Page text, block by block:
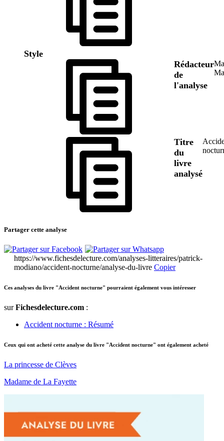
Style
Rédacteur
de
l'analyse
Titre
du
livre
analysé
Partager cette analyse
https://www.fichesdelecture.com/analyses-litteraires/patrick-
modiano/accident-nocturne/analyse-du-livre Copier
Ces analyses du livre "Accident nocturne" pourraient également vous intéresser
surFichesdelecture.com :
Accident nocturne : Résumé
Ceux qui ont acheté cette analyse du livre "Accident nocturne" ont également acheté
La princesse de Clèves
Madame de La Fayette